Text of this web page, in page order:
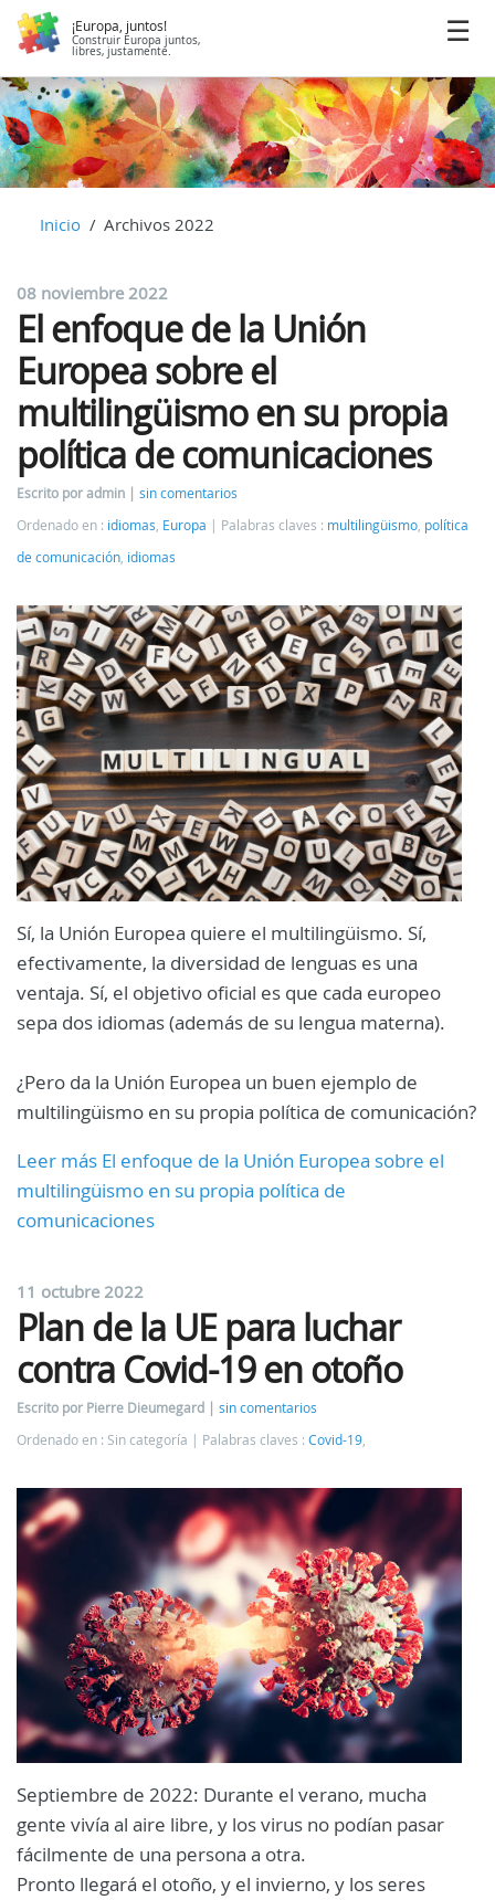
¡Europa, juntos!
Construir Europa juntos,
libres, justamente.
Inicio Archivos 2022
08 noviembre 2022
El enfoque de la Unión
Europea sobre el
multilingüismo en su propia
política de comunicaciones
Escrito por admin
sin comentarios
Ordenado en : idiomas Europa Palabras claves : multilingüismo política
de comunicación idiomas
Sí, la Unión Europea quiere el multilingüismo. Sí,
efectivamente, la diversidad de lenguas es una
ventaja. Sí, el objetivo oficial es que cada europeo
sepa dos idiomas (además de su lengua materna).
¿Pero da la Unión Europea un buen ejemplo de
multilingüismo en su propia política de comunicación?
Leer más El enfoque de la Unión Europea sobre el
multilingüismo en su propia política de
comunicaciones
11 octubre 2022
Plan de la UE para luchar
contra Covid-19 en otoño
Escrito por Pierre Dieumegard
sin comentarios
Ordenado en : Sin categoría
Palabras claves : Covid-19,
Septiembre de 2022: Durante el verano, mucha
gente vivía al aire libre, y los virus no podían pasar
fácilmente de una persona a otra.
Pronto llegará el otoño, y el invierno, y los seres